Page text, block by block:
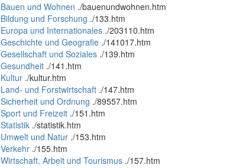
Bauen und Wohnen ./bauenundwohnen.htm
Bildung und Forschung ./133.htm
Europa und Internationales ./203110.htm
Geschichte und Geografie ./141017.htm
Gesellschaft und Soziales ./139.htm
Gesundheit ./141.htm
Kultur ./kultur.htm
Land- und Forstwirtschaft ./147.htm
Sicherheit und Ordnung ./89557.htm
Sport und Freizeit ./151.htm
Statistik ./statistik.htm
Umwelt und Natur ./153.htm
Verkehr ./155.htm
Wirtschaft, Arbeit und Tourismus ./157.htm